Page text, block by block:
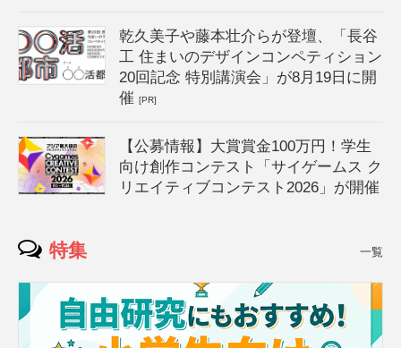
乾久美子や藤本壮介らが登壇、「長谷
工 住まいのデザインコンペティション
20回記念 特別講演会」が8月19日に開
催[PR]
【公募情報】大賞賞金100万円！学生
向け創作コンテスト「サイゲームス ク
リエイティブコンテスト2026」が開催
特集 一覧